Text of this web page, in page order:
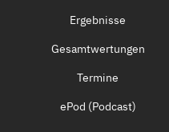
Ergebnisse
Gesamtwertungen
Termine
ePod (Podcast)